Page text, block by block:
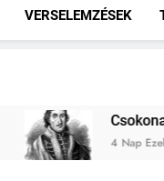
VERSELEMZÉSEK
Vitéz Mihály: A